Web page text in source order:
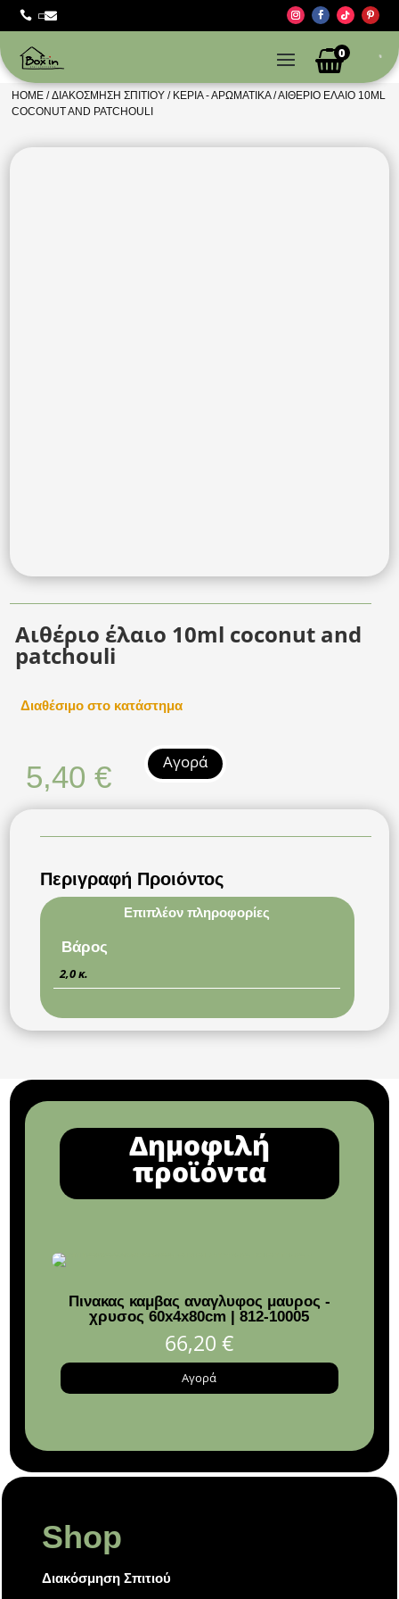
 
0
HOME /ΔΙΑΚΌΣΜΗΣΗ ΣΠΙΤΙΟΎ / ΚΕΡΙΆ - ΑΡΩΜΑΤΙΚΆ/ ΑΙΘΈΡΙΟ ΈΛΑΙΟ 10ML
COCONUT AND PATCHOULI
Αιθέριο έλαιο 10ml coconut and
patchouli
Διαθέσιμο στο κατάστημα
5,40€ Αγορά
Περιγραφή Προιόντος
Επιπλέον πληροφορίες
Βάρος
2,0 κ.
Δημοφιλή
προϊόντα
Πινακας καμβας αναγλυφος μαυρος -
χρυσος 60x4x80cm | 812-10005
66,20 €
Αγορά
Shop
Διακόσμηση Σπιτιού